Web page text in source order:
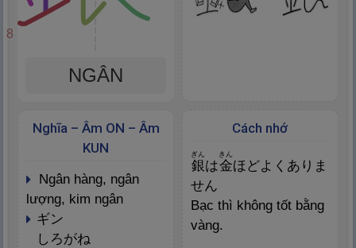
8
NGÂN
Cách nhớ
銀
ぎん
は金
きん
ほどよくありま
せん
Bạc thì không tốt bằng
vàng.
Nghĩa – Âm ON – Âm
KUN
ngân hàng, ngân
lượng, kim ngân
ギン
しろがね